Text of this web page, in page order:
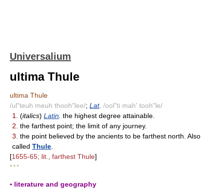
Universalium
ultima Thule
ultima Thule
/ul"teuh meuh thooh"lee/; Lat. /ool"ti mah' tooh"le/
1.
(italics) Latin the highest degree attainable.
2. the farthest point; the limit of any journey.
3. the point believed by the ancients to be farthest north. Also
called Thule
[1655-65; lit., farthest Thule]
* * *
▪ literature and geography